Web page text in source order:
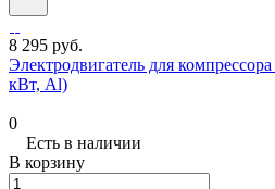
8 295 руб.
Электродвигатель для
кВт, Al)
0
Есть в наличии
В корзину